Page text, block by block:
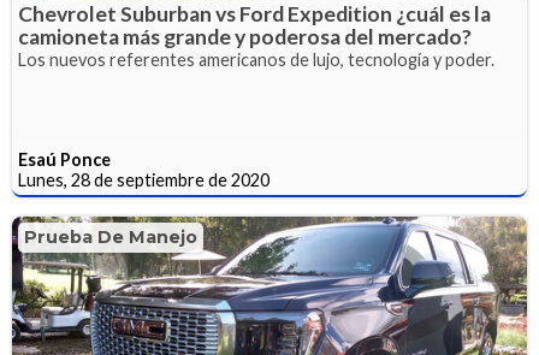
Chevrolet Suburban vs Ford Expedition ¿cuál es la
camioneta más grande y poderosa del mercado?
Los nuevos referentes americanos de lujo, tecnología y poder.
Esaú Ponce
Lunes, 28 de septiembre de 2020
Prueba De Manejo